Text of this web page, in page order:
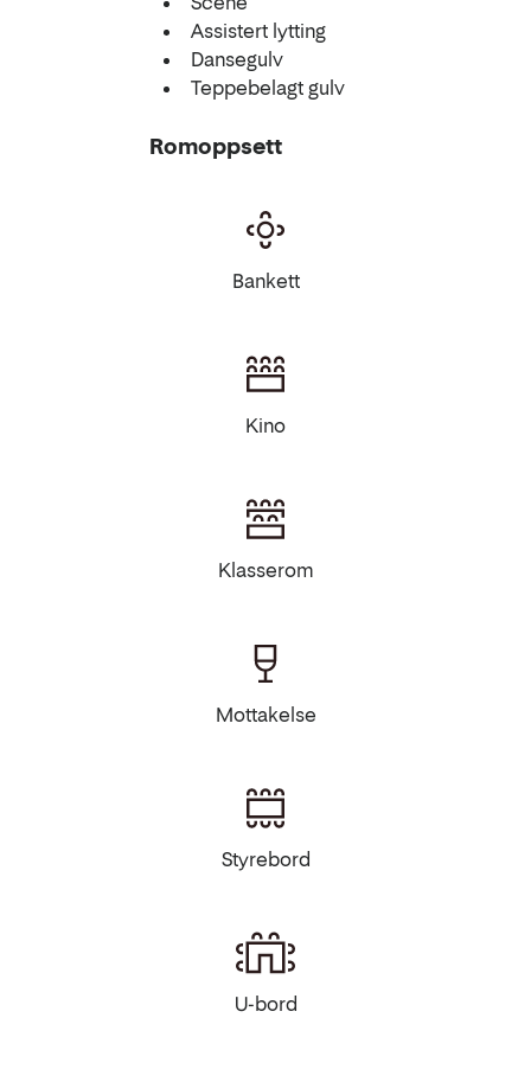
Assistert lytting
Dansegulv
Teppebelagt gulv
Romoppsett
Bankett
Kino
Klasserom
Mottakelse
Styrebord
U-bord